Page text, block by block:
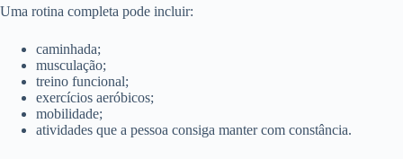
Uma rotina completa pode incluir:
caminhada;
musculação;
treino funcional;
exercícios aeróbicos;
mobilidade;
atividades que a pessoa consiga manter com constância.